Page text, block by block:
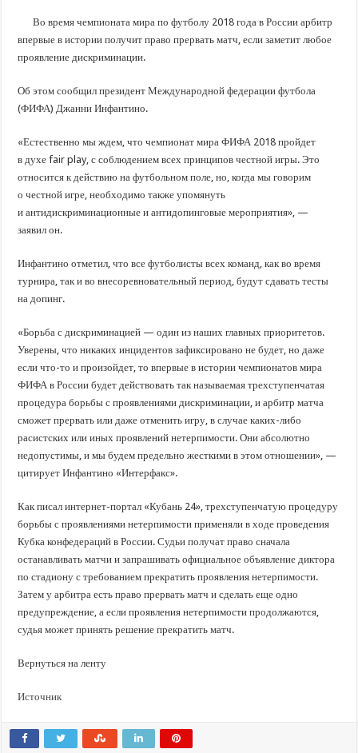
Важные правила обращения в вашу страховую компанию
Во время чемпионата мира по футболу 2018 года в России арбитр
впервые в истории получит право прервать матч, если заметит любое
проявление дискриминации.
Об этом сообщил президент Международной федерации футбола
(ФИФА) Джанни Инфантино.
«Естественно мы ждем, что чемпионат мира ФИФА 2018 пройдет
в духе fair play, с соблюдением всех принципов честной игры. Это
относится к действию на футбольном поле, но, когда мы говорим
о честной игре, необходимо также упомянуть
и антидискриминационные и антидопинговые мероприятия», —
заявил он.
Инфантино отметил, что все футболисты всех команд, как во время
турнира, так и во внесоревновательный период, будут сдавать тесты
на допинг.
«Борьба с дискриминацией — один из наших главных приоритетов.
Уверены, что никаких инцидентов зафиксировано не будет, но даже
если что-то и произойдет, то впервые в истории чемпионатов мира
ФИФА в России будет действовать так называемая трехступенчатая
процедура борьбы с проявлениями дискриминации, и арбитр матча
сможет прервать или даже отменить игру, в случае каких-либо
расистских или иных проявлений нетерпимости. Они абсолютно
недопустимы, и мы будем предельно жесткими в этом отношении», —
цитирует Инфантино «Интерфакс».
Как писал интернет-портал «Кубань 24», трехступенчатую процедуру
борьбы с проявлениями нетерпимости применяли в ходе проведения
Кубка конфедераций в России. Судьи получат право сначала
останавливать матчи и запрашивать официальное объявление диктора
по стадиону с требованием прекратить проявления нетерпимости.
Затем у арбитра есть право прервать матч и сделать еще одно
предупреждение, а если проявления нетерпимости продолжаются,
судья может принять решение прекратить матч.
Вернуться на ленту
Источник